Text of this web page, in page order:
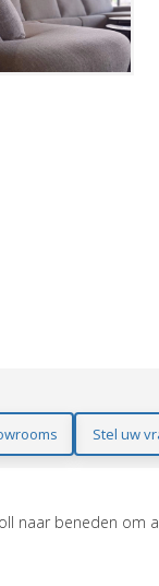
Stel uw
naar beneden om